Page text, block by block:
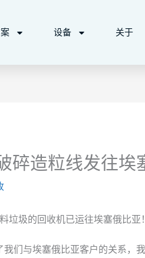
设备 关于
碎造粒线发往埃
垃圾的回收机已运往埃塞俄比亚！
我们与埃塞俄比亚客户的关系，